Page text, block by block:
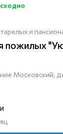
и
пожилых
Московский,